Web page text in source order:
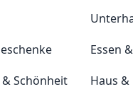
Parkettkaiser
Essen
Schönheit
Haus
Sie durch
Sie Geld